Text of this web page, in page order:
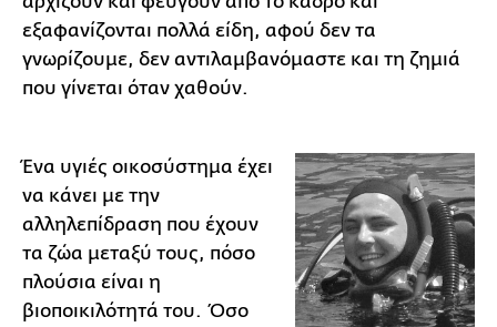
εξαφανίζονται πολλά είδη, αφού δεν τα
γνωρίζουμε, δεν αντιλαμβανόμαστε και τη ζημιά
που γίνεται όταν χαθούν.
Ένα υγιές οικοσύστημα έχει
να κάνει με την
αλληλεπίδραση που έχουν
τα ζώα μεταξύ τους, πόσο
πλούσια είναι η
βιοποικιλότητά του. Όσο